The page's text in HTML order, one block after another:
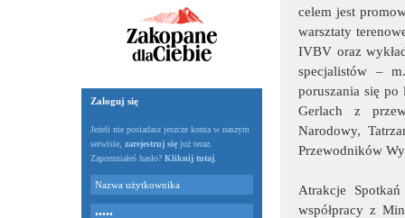
Zaloguj się
Jeżeli nie posiadasz jeszcze konta w naszym
serwisie, zarejestruj się już teraz.
Zapomniałeś hasło? Kliknij tutaj
celem jest
warsztaty
IVBV oraz
specjalistów –
poruszania się
Gerlach z
Narodowy,
Przewodników
Atrakcje
współpracy z